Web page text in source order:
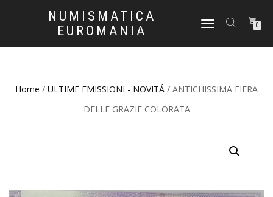
NUMISMATICA
EUROMANIA
NAVIGAZIONE
0
Home / ULTIME EMISSIONI - NOVITÁ / ANTICHISSIMA FIERA
DELLE GRAZIE COLORATA